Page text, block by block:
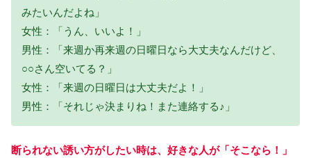
みたいんだよね」
女性：「うん、いいよ！」
男性：「来週か再来週の日曜日なら大丈夫なんだけど、
○○さん空いてる？」
女性：「来週の日曜日は大丈夫だよ！」
男性：「それじゃ決まりね！また連絡する♪」
断られない誘い方がしたい時は、好きな人が「そこなら！」